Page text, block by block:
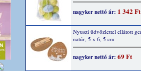
nagyker nettó ár: 1 342 Ft
Nyuszi üdvözlettel ellátott
natúr, 5 x 6, 5 cm
nagyker nettó ár: 69 Ft